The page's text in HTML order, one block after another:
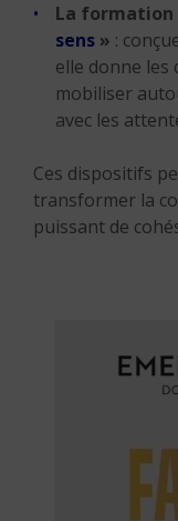
La formation
sens » :
elle donne
mobiliser
avec les
Ces dispositifs
transformer la
puissant de